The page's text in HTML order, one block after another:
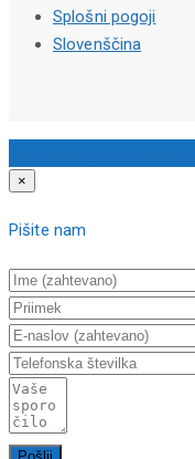
Splošni pogoji
Slovenščina
×
Pišite nam